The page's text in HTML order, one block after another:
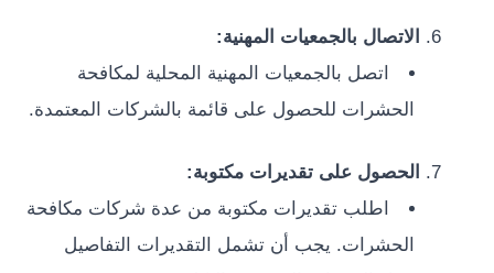
الاتصال بالجمعيات المهنية:
اتصل بالجمعيات المهنية المحلية لمكافحة
الحشرات للحصول على قائمة بالشركات المعتمدة.
الحصول على تقديرات مكتوبة:
اطلب تقديرات مكتوبة من عدة شركات مكافحة
الحشرات. يجب أن تشمل التقديرات التفاصيل